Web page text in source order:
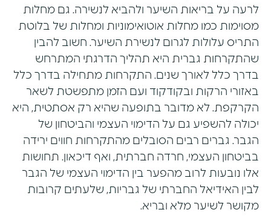
לרעה על בריאות השיער ולהביא לנשירה. גם מחלות
מסוימות כמו מחלות אוטואימוניות ומחלות של בלוטת
התריס עלולות לגרום לנשירת השיער. חשוב להבין
שהתקרחות גברית היא תהליך הדרגתי המתרחש
בדרך כלל לאורך שנים. התקרחות מתחילה בדרך כלל
באזורי הרקות ובקודקוד ועם הזמן מתפשטת לשאר
הקרקפת. לא מדובר בתופעה שהיא רק אסתטית, היא
יכולה להשפיע גם על הדימוי העצמי והביטחון של
הגבר. גברים רבים הסובלים מהתקרחות חווים ירידה
בביטחון העצמי, חרדה חברתית, ואף דיכאון. תחושות
אלו נובעות לרוב מהפער בין הדימוי העצמי של הגבר
לבין האידיאל החברתי של גבריות, שלעתים קרובות
מקושר לשיער מלא ובריא.